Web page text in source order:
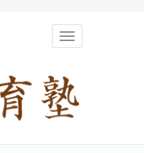
Toggle
navigation